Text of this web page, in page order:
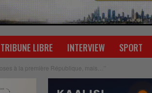
TRIBUNE LIBRE INTERVIEW SPORT
à la première République, mais…’’